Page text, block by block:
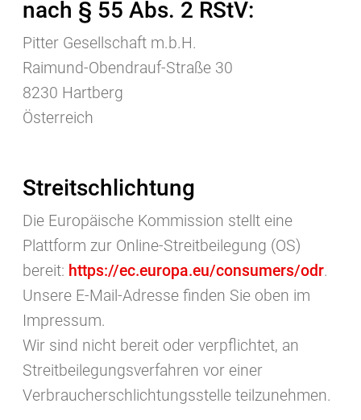
nach § 55 Abs. 2 RStV:
Pitter Gesellschaft m.b.H.
Raimund-Obendrauf-Straße 30
8230 Hartberg
Österreich
Streitschlichtung
Die Europäische Kommission stellt eine
Plattform zur Online-Streitbeilegung (OS)
bereit: https://ec.europa.eu/consumers/odr.
Unsere E-Mail-Adresse finden Sie oben im
Impressum.
Wir sind nicht bereit oder verpflichtet, an
Streitbeilegungsverfahren vor einer
Verbraucherschlichtungsstelle teilzunehmen.